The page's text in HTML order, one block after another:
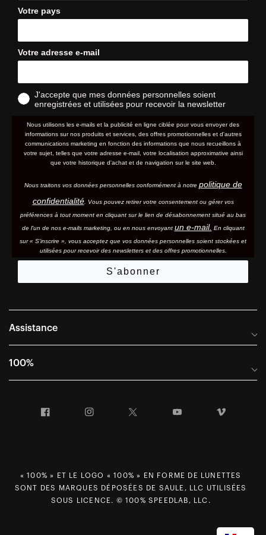
Votre pays
Votre adresse e-mail
J'accepte que mes données personnelles soient
enregistrées et utilisées pour recevoir la newsletter
Nous utilisons les e-mails et la publicité en ligne ciblée pour vous envoyer des
informations sur nos produits et services, des offres promotionnelles et d'autres
communications marketing en fonction des informations que nous recueillons à
votre sujet, telles que votre adresse e-mail, votre localisation approximative ainsi
que votre historique d'achat et de navigation sur le site web.
Nous traitons vos données personnelles conformément à notre politique de
confidentialité. Vous pouvez retirer votre consentement ou gérer vos
préférences à tout moment en cliquant sur le lien de désabonnement situé au bas
de l'un de nos e-mails marketing, ou en nous envoyant un e-mail. En cliquant
sur « S'inscrire », vous acceptez que vos données personnelles soient stockées et
utilisées pour recevoir des newsletters et des offres promotionnelles.
S'abonner
Assistance
Foire aux questions
Conditions générales de vente
100%
Informations sur l'entreprise
Droit de rétractation
Facebook Instagram YouTube
« 100% » ET LE LOGO « 100% » EN FORME DE LUNETTES
SONT DES MARQUES DÉPOSÉES DE SAULE, LLC UTILISÉES
SOUS LICENCE. © 100% SPEEDLAB, LLC.